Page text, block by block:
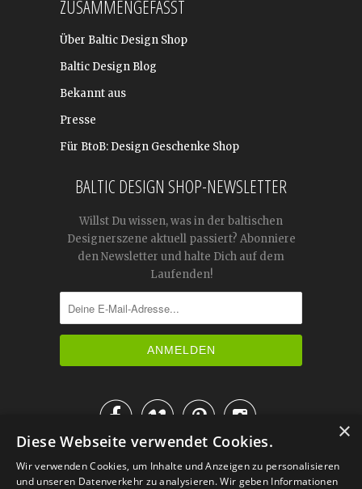
ZUSAMMENGEFASST
Über Baltic Design Shop
Baltic Design Blog
Bekannt aus
Presse
Für BtoB: Design Geschenke Shop
BALTIC DESIGN SHOP-NEWSLETTER
Willst Du wissen, was in der baltischen
Designerszene aktuell passiert? Abonniere
den Newsletter und halte Dich auf dem
Laufenden!

IM KATALOG BLÄTTERN
×
Diese Webseite verwendet Cookies.
Wir verwenden Cookies, um Inhalte und Anzeigen zu personalisieren
und unseren Datenverkehr zu analysieren. Wir geben Informationen